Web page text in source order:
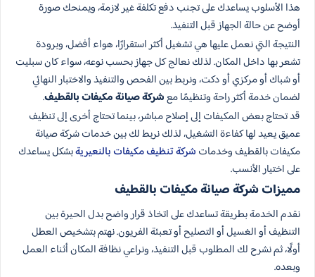
هذا الأسلوب يساعدك على تجنب دفع تكلفة غير لازمة، ويمنحك صورة
أوضح عن حالة الجهاز قبل التنفيذ.
النتيجة التي نعمل عليها هي تشغيل أكثر استقرارًا، هواء أفضل، وبرودة
تشعر بها داخل المكان. لذلك نعالج كل جهاز بحسب نوعه، سواء كان سبليت
أو شباك أو مركزي أو دكت، ونربط بين الفحص والتنفيذ والاختبار النهائي
لضمان خدمة أكثر راحة وتنظيمًا معشركة صيانة مكيفات بالقطيف.
قد تحتاج بعض المكيفات إلى إصلاح مباشر، بينما تحتاج أخرى إلى تنظيف
عميق يعيد لها كفاءة التشغيل، لذلك نربط لك بين خدمات شركة صيانة
مكيفات بالقطيف وخدمات شركة تنظيف مكيفات بالنعيريةبشكل يساعدك
على اختيار الأنسب.
مميزات شركة صيانة مكيفات بالقطيف
نقدم الخدمة بطريقة تساعدك على اتخاذ قرار واضح بدل الحيرة بين
التنظيف أو الغسيل أو التصليح أو تعبئة الفريون. نهتم بتشخيص العطل
أولًا، ثم نشرح لك المطلوب قبل التنفيذ، ونراعي نظافة المكان أثناء العمل
وبعده.